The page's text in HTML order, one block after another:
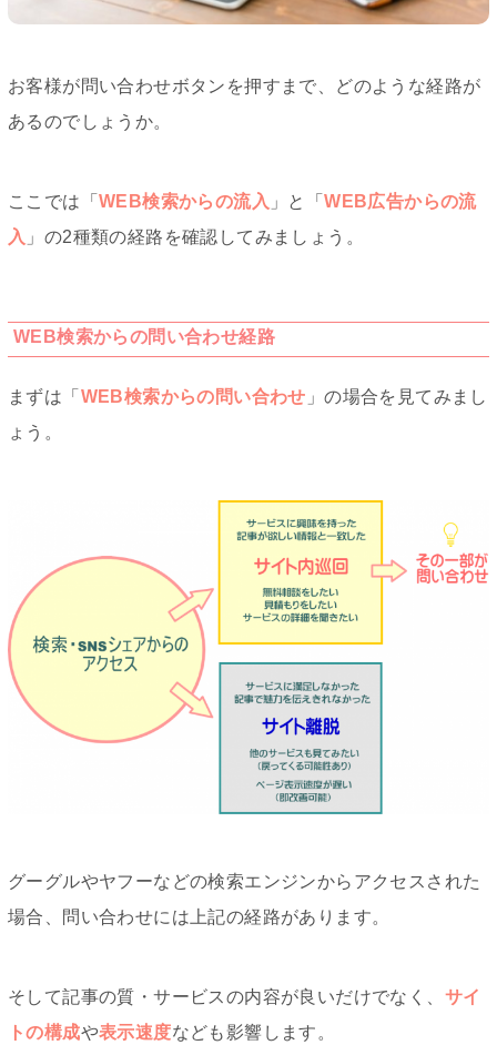
お客様が問い合わせボタンを押すまで、どのような経路が
あるのでしょうか。
ここでは「 WEB検索からの流入 」と「WEB広告からの流
入 」の2種類の経路を確認してみましょう。
WEB検索からの問い合わせ経路
まずは「 WEB検索からの問い合わせ 」の場合を見てみまし
ょう。
グーグルやヤフーなどの検索エンジンからアクセスされた
場合、問い合わせには上記の経路があります。
そして記事の質・サービスの内容が良いだけでなく、 サイ
トの構成や表示速度なども影響します。